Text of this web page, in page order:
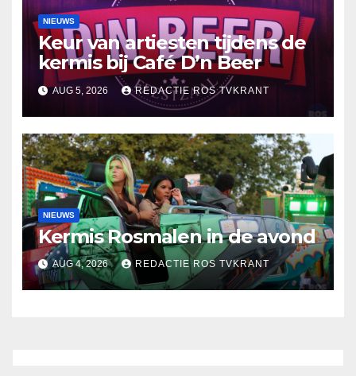
NIEUWS
Keur van artiesten tijdens de
kermis bij Café D’n Beer
AUG 5, 2026 REDACTIE ROS TVKRANT
NIEUWS
Kermis Rosmalen in de avond
AUG 4, 2026 REDACTIE ROS TVKRANT